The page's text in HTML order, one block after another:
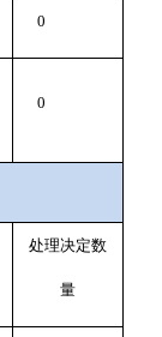
0
0
处理决定数
量